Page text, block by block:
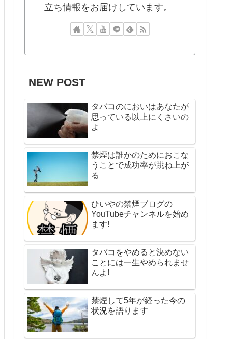
立ち情報をお届けしています。
NEW POST
タバコのにおいはあなたが
思っている以上にくさいの
よ
禁煙は誰かのためにおこな
うことで成功率が跳ね上が
る
ひいやの禁煙ブログの
YouTubeチャンネルを始め
ます!
タバコをやめると決めない
ことには一生やめられませ
んよ!
禁煙して5年が経った今の
状況を語ります